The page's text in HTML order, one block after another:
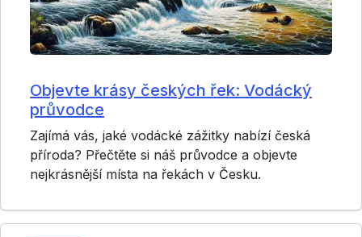
Objevte krásy českých řek: Vodácký
průvodce
Zajímá vás, jaké vodácké zážitky nabízí česká
příroda? Přečtěte si náš průvodce a objevte
nejkrásnější místa na řekách v Česku.